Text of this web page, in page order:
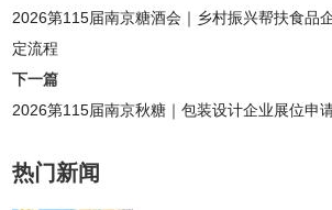
2026第115届南京糖酒会｜乡村振兴帮扶食品
定流程
下一篇
2026第115届南京秋糖｜包装设计企业展位申
热门新闻